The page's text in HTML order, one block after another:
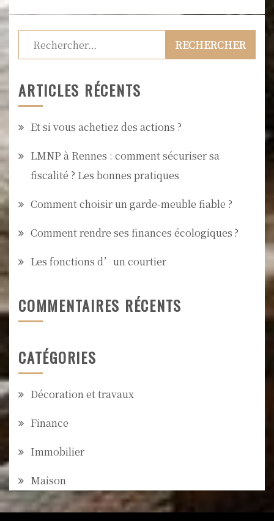
Rechercher :
ARTICLES RÉCENTS
Et si vous achetiez des actions ?
LMNP à Rennes : comment sécuriser sa
fiscalité ? Les bonnes pratiques
Comment choisir un garde-meuble fiable ?
Comment rendre ses finances écologiques ?
Les fonctions d’un courtier
COMMENTAIRES RÉCENTS
CATÉGORIES
Décoration et travaux
Finance
Immobilier
Maison